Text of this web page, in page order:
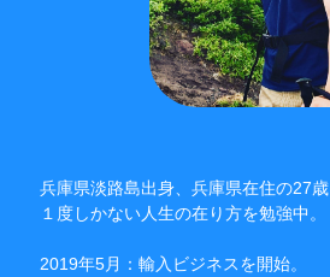
兵庫県淡路島出身、兵庫県在住の27歳
１度しかない人生の在り方を勉強中。
2019年5月：輸入ビジネスを開始。